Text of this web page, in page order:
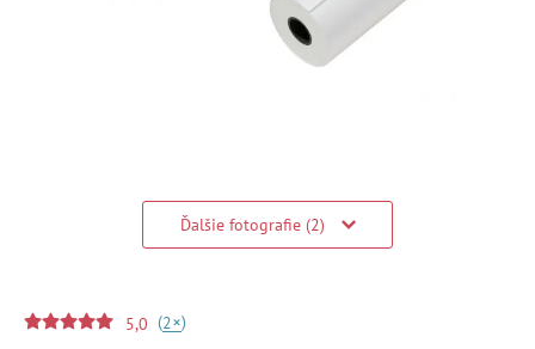
Ďalšie fotografie (2)
5,0 (2+)